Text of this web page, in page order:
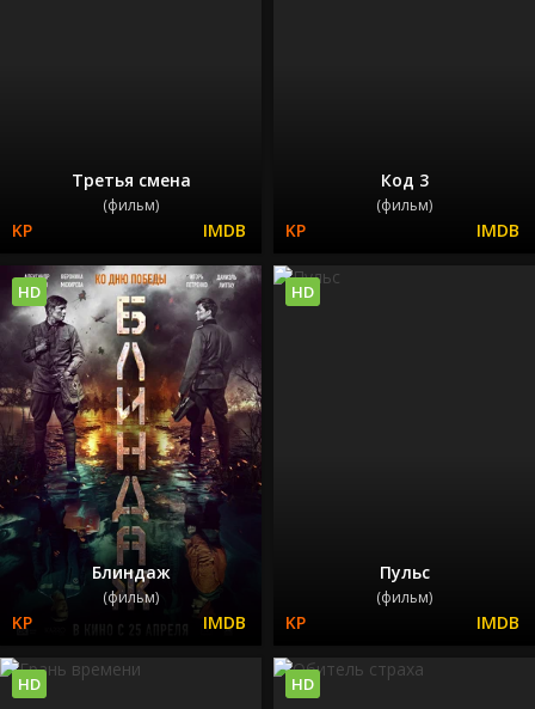
Третья смена
(фильм)
Код 3
(фильм)
Блиндаж
(фильм)
HD
Пульс
(фильм)
HD
HD HD